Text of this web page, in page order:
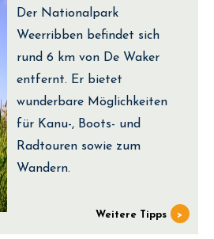
Der Nationalpark
Weerribben befindet sich
rund 6 km von De Waker
entfernt. Er bietet
wunderbare Möglichkeiten
für Kanu-, Boots- und
Radtouren sowie zum
Wandern.
Weitere Tipps